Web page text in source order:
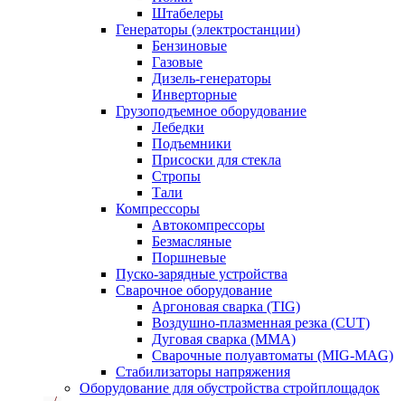
Штабелеры
Генераторы (электростанции)
Бензиновые
Газовые
Дизель-генераторы
Инверторные
Грузоподъемное оборудование
Лебедки
Подъемники
Присоски для стекла
Стропы
Тали
Компрессоры
Автокомпрессоры
Безмасляные
Поршневые
Пуско-зарядные устройства
Сварочное оборудование
Аргоновая сварка (TIG)
Воздушно-плазменная резка (CUT)
Дуговая сварка (ММА)
Сварочные полуавтоматы (MIG-MAG)
Стабилизаторы напряжения
Оборудование для обустройства стройплощадок